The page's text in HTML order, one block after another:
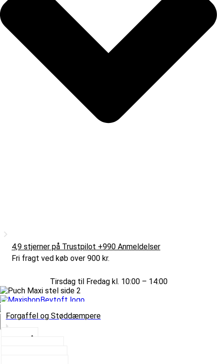
4,9 stjerner på Trustpilot +990 Anmeldelser
Fri fragt ved køb over 900 kr.
Tirsdag til Fredag kl. 10:00 – 14:00
Vælg Kategori
Forgaffel og Støddæmpere
Styrlås